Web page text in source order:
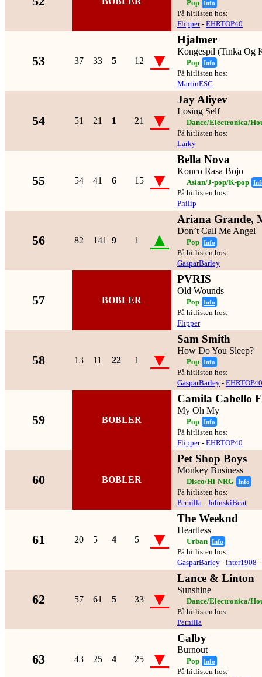
Pop Info
På hitlisten hos:
Flipper- EHRTOP40
53 37 33 5 12 ▼
Hjalmer
Kongespil (Tinka Og
Pop Info
På hitlisten hos:
MartinESC
54 51 21 1 21 ▼
Jay Aliyev
Losing Self
Dance/Electronica/
På hitlisten hos:
Larky
55 54 41 6 15 ▼
Bella Nova
Konco Rasa Bojo
Asian/J-pop/K-pop
På hitlisten hos:
Philip
56 82 141 9 1 ▲
Ariana Grande,
Don’t Call Me Angel
Pop Info
På hitlisten hos:
GasparBarley
57 BOBLER
PVRIS
Old Wounds
Pop Info
På hitlisten hos:
Flipper
58 13 11 22 1 ▼
Sam Smith
How Do You Sleep?
Pop Info
På hitlisten hos:
GasparBarley - EHRTOP40
59 BOBLER
Camila Cabello
My Oh My
Pop Info
På hitlisten hos:
Flipper- EHRTOP40
60 BOBLER
Pet Shop Boys
Monkey Business
Disco/Hi-NRG Info
På hitlisten hos:
Pernilla - JohnskiBeat
61 20 5 4 5 ▼
The Weeknd
Heartless
Urban Info
På hitlisten hos:
GasparBarley - inter1908 -
62 57 61 5 33 ▼
Lance & Linton
Sunshine
Dance/Electronica/
På hitlisten hos:
Pernilla
63 43 25 4 25 ▼
Calby
Burnout
Pop Info
På hitlisten hos: